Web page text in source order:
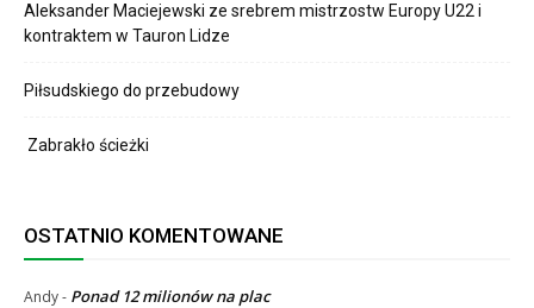
Aleksander Maciejewski ze srebrem mistrzostw Europy U22 i
kontraktem w Tauron Lidze
Piłsudskiego do przebudowy
Zabrakło ścieżki
OSTATNIO KOMENTOWANE
Andy- Ponad 12 milionów na plac